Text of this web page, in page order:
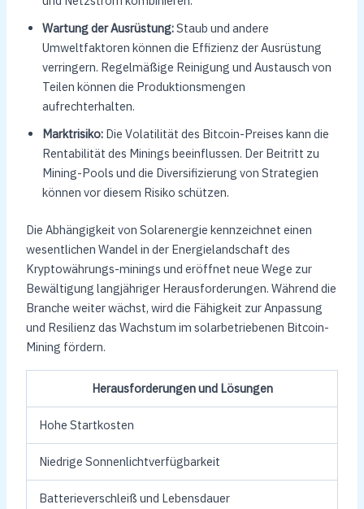
Wartung der Ausrüstung:Staub und andere
Umweltfaktoren können die Effizienz der Ausrüstung
verringern. Regelmäßige Reinigung und Austausch von
Teilen können die Produktionsmengen
aufrechterhalten.
Marktrisiko:Die Volatilität des Bitcoin-Preises kann die
Rentabilität des Minings beeinflussen. Der Beitritt zu
Mining-Pools und die Diversifizierung von Strategien
können vor diesem Risiko schützen.
Die Abhängigkeit von Solarenergie kennzeichnet einen
wesentlichen Wandel in der Energielandschaft des
Kryptowährungs-minings und eröffnet neue Wege zur
Bewältigung langjähriger Herausforderungen. Während die
Branche weiter wächst, wird die Fähigkeit zur Anpassung
und Resilienz das Wachstum im solarbetriebenen Bitcoin-
Mining fördern.
Herausforderungen und Lösungen
Hohe Startkosten
Niedrige Sonnenlichtverfügbarkeit
Batterieverschleiß und Lebensdauer